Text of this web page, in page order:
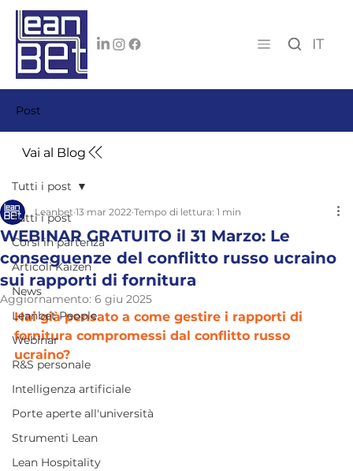
IT
Post
Vai al Blog
Tutti i post
Corsi in partenza
Articoli Kaizen
News
Leanbet People
Webinar
R&S personale
Intelligenza artificiale
Porte aperte all'università
Strumenti Lean
Lean Hospitality
Tutti i post
WEBINAR GRATUITO il 31 Marzo: Le
conseguenze del conflitto russo ucraino
sui rapporti di fornitura
Leanbet 13 mar 2022 Tempo di lettura: 1 min
Aggiornamento: 6 giu 2025
Hai già pensato a come gestire i rapporti di
fornitura compromessi dal conflitto russo
ucraino?